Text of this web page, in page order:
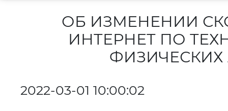
ОБ ИЗМЕНЕНИИ
ИНТЕРНЕТ ПО
ФИЗИЧЕСКИХ
2022-03-01 10:00:02